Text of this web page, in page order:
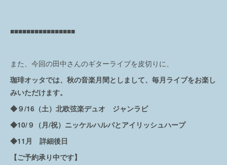
■■■■■■■■■■■■■■■■
また、今回の田中さんのギターライブを皮切りに、
珈琲オッタでは、秋の音楽月間としまして、毎月ライブをお楽し
みいただけます。
◆９/16（土）北欧弦楽デュオ ジャンラビ
◆10/９（月/祝）ニッケルハルパとアイリッシュハープ
◆11月 詳細後日
【ご予約承り中です】